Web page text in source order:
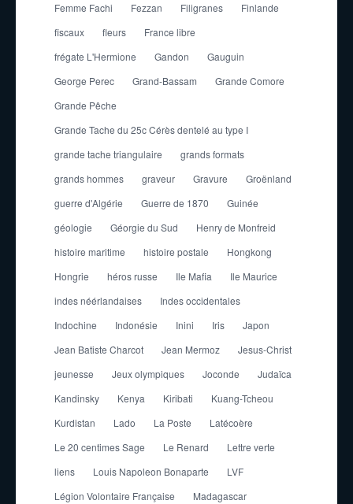
Femme Fachi
Fezzan Filigranes
Finlande
fiscaux
fleurs
France libre
frégate L'Hermione
Gandon
Gauguin
George Perec
Grand-Bassam
Grande Comore
Grande Pêche
Grande Tache du 25c Cérès dentelé au type I
grande tache triangulaire
grands formats
grands hommes
graveur Gravure
Groënland
guerre d'Algérie
Guerre de 1870
Guinée
géologie
Géorgie du Sud
Henry de Monfreid
histoire maritime
histoire postale
Hongkong
Hongrie
héros russe Ile Mafia
Ile Maurice
indes néérlandaises
Indes occidentales
Indochine
Indonésie Inini Iris
Japon
Jean Batiste Charcot
Jean Mermoz
Jesus-Christ
jeunesse
Jeux olympiques Joconde
Judaïca
Kandinsky
Kenya Kiribati
Kuang-Tcheou
Kurdistan
Lado La Poste
Latécoère
Le 20 centimes Sage
Le Renard
Lettre verte
liens
Louis Napoleon Bonaparte
LVF
Légion Volontaire Française
Madagascar